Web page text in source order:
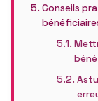
Conseils